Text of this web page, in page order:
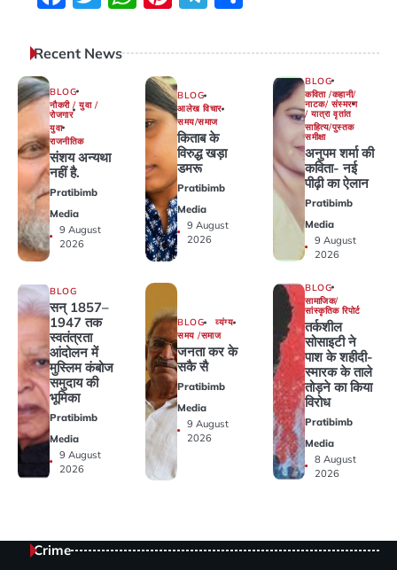
Recent News
BLOG
नौकरी / युवा /
रोजगार
युवा
राजनीतिक
संशय अन्यथा
नहीं है.
Pratibimb
Media
9 August
2026
BLOG
आलेख विचार
समय/समाज
किताब के
विरुद्ध खड़ा
डमरू
Pratibimb
Media
9 August
2026
BLOG
कविता /कहानी/
नाटक/ संस्मरण
/ यात्रा वृतांत
साहित्य/पुस्तक
समीक्षा
अनुपम शर्मा की
कविता- नई
पीढ़ी का ऐलान
Pratibimb
Media
9 August
2026
BLOG
सन् 1857–
1947 तक
स्वतंत्रता
आंदोलन में
मुस्लिम कंबोज
समुदाय की
भूमिका
Pratibimb
Media
9 August
2026
BLOG
व्यंग्य
समय /समाज
जनता कर के
सकै सै
Pratibimb
Media
9 August
2026
BLOG
सामाजिक/
सांस्कृतिक रिपोर्ट
तर्कशील
सोसाइटी ने
पाश के शहीदी-
स्मारक के ताले
तोड़ने का किया
विरोध
Pratibimb
Media
8 August
2026
Crime